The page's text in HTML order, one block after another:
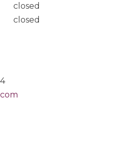
closed
closed